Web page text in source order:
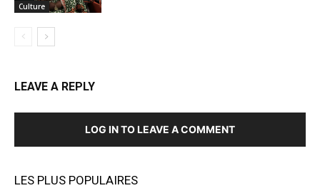
Culture
LEAVE A REPLY
LOG IN TO LEAVE A COMMENT
LES PLUS POPULAIRES